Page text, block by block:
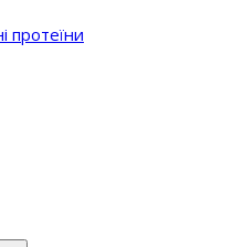
протеїни